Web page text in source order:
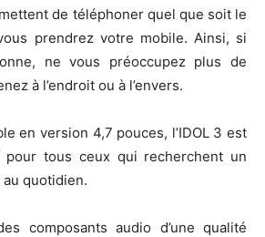
de téléphoner quel que soit le
prendrez votre mobile. Ainsi, si
ne vous préoccupez plus de
à l’endroit ou à l’envers.
en version 4,7 pouces, l’IDOL 3 est
pour tous ceux qui recherchent un
quotidien.
composants audio d’une qualité